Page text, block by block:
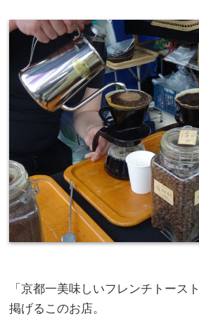
「京都一美味しいフレンチトース
掲げるこのお店。